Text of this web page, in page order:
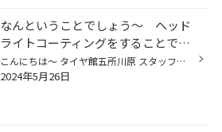
なんということでしょう〜 ヘッド
ライトコーティングをすることで…
こんにちは〜 タイヤ館五所川原 スタッフ成田です 最近暖かかったり肌寒かったりと私自身体調不良続きです 皆様は体調大丈夫ですか？ なんと今回はヘッドライトコーティングについてお話しさせて頂きます♪ 皆様お車のヘッドライトは黄ばみやくすみ ライト点けるとなんか暗いな〜？っと思った事あり...
2024年5月26日